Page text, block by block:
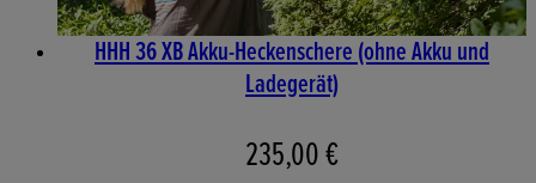
HHH 36 XB Akku-Heckenschere (ohne Akku und
Ladegerät)
235,00 €